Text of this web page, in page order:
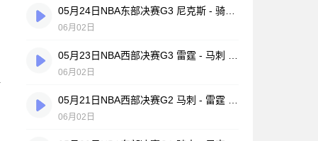
06月02日
06月02日
06月02日